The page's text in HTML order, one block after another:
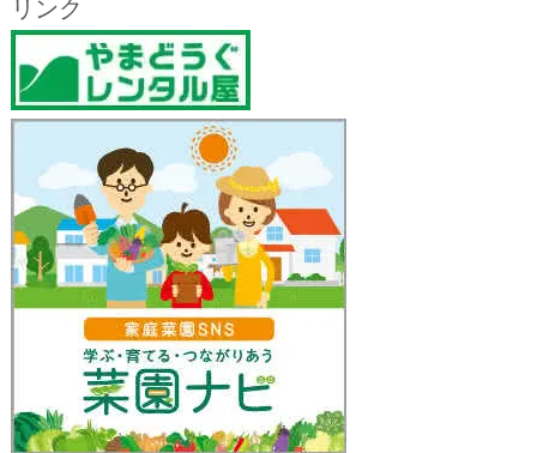
リンク